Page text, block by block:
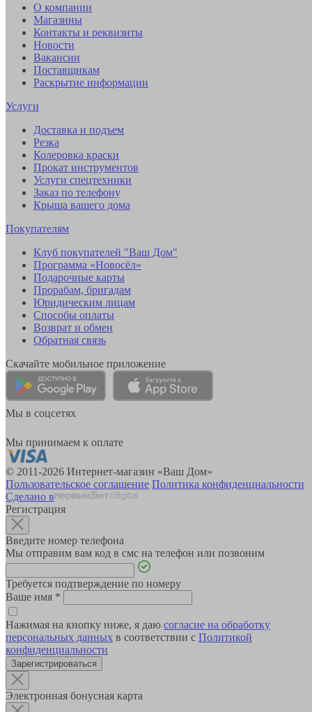
О компании
Магазины
Контакты и реквизиты
Новости
Вакансии
Поставщикам
Раскрытие информации
Услуги
Доставка и подъем
Резка
Колеровка краски
Прокат инструментов
Услуги спецтехники
Заказ по телефону
Крыша вашего дома
Покупателям
Клуб покупателей "Ваш Дом"
Программа «Новосёл»
Подарочные карты
Прорабам, бригадам
Юридическим лицам
Способы оплаты
Возврат и обмен
Обратная связь
Скачайте мобильное приложение
Мы в соцсетях
Мы принимаем к оплате
© 2011-2026 Интернет-магазин «Ваш Дом»
Пользовательское соглашение Политика конфиденциальности
Сделано в
Регистрация
Введите номер телефона
Мы отправим вам код в смс на телефон или позвоним
Требуется подтверждение по номеру
Ваше имя *
Нажимая на кнопку ниже, я даю согласие на обработку
персональных данных в соответствии с Политикой
конфиденциальности
Зарегистрироваться
Электронная бонусная карта